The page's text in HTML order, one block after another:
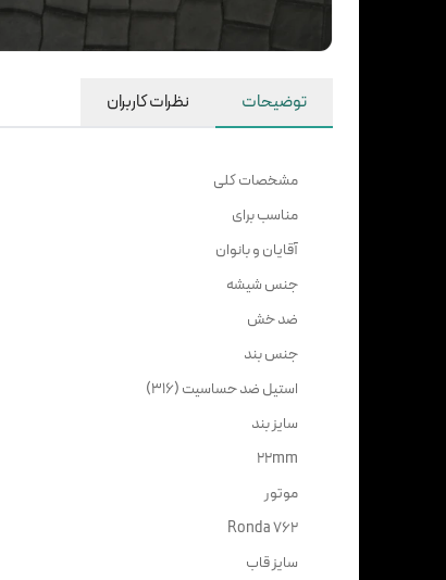
توضیحات نظرات کاربران
مشخصات کلی
مناسب برای
آقایان و بانوان
جنس شیشه
ضد خش
جنس بند
استیل ضد حساسیت (316)
سایز بند
22mm
موتور
Ronda 762
سایز قاب